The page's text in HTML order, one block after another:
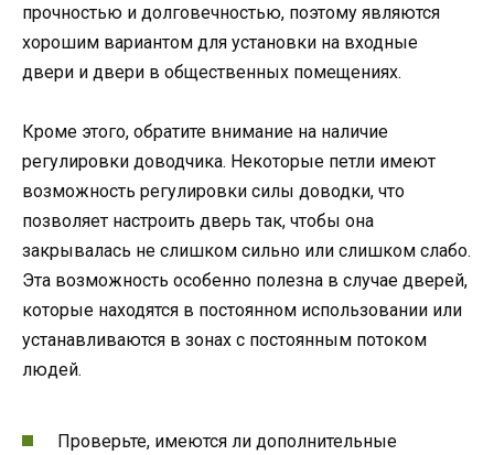
прочностью и долговечностью, поэтому являются
хорошим вариантом для установки на входные
двери и двери в общественных помещениях.
Кроме этого, обратите внимание на наличие
регулировки доводчика. Некоторые петли имеют
возможность регулировки силы доводки, что
позволяет настроить дверь так, чтобы она
закрывалась не слишком сильно или слишком слабо.
Эта возможность особенно полезна в случае дверей,
которые находятся в постоянном использовании или
устанавливаются в зонах с постоянным потоком
людей.
Проверьте, имеются ли дополнительные